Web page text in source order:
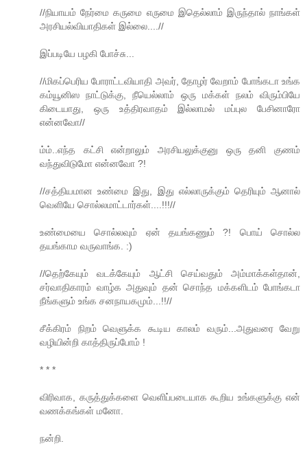
//நியாயம் நேர்மை கருமை எருமை இதெல்லாம் இருந்தால் நாங்கள்
அரசியல்வியாதிகள் இல்லை....//
இப்படியே பழகி போச்சு...
//மிகப்பெரிய போராட்டவியாதி அவர், தோழர் வேறாம் போங்கடா உங்க
கம்யூனிஸ நாட்டுக்கு, நீயெல்லாம் ஒரு மக்கள் நலம் விரும்பியே
கிடையாது, ஒரு உத்திரவாதம் இல்லாமல் மப்புல பேசினாரோ
என்னவோ//
ம்ம்..எந்த கட்சி என்றாலும் அரசியலுக்குனு ஒரு தனி குணம்
வந்துவிடுமோ என்னவோ ?!
//சத்தியமான உண்மை இது, இது எல்லாருக்கும் தெரியும் ஆனால்
வெளியே சொல்லமாட்டார்கள்....!!!//
உண்மையை சொல்லவும் ஏன் தயங்கணும் ?! பொய் சொல்ல
தயங்காம வருவாங்க. :)
//தெற்கேயும் வடக்கேயும் ஆட்சி செய்வதும் அம்மாக்கள்தான்,
சர்வாதிகாரம் வாழ்க அதுவும் தன் சொந்த மக்களிடம் போங்கடா
நீங்களும் உங்க சனநாயகமும்...!!//
சீக்கிரம் நிறம் வெளுக்க கூடிய காலம் வரும்...அதுவரை வேறு
வழியின்றி காத்திருப்போம் !
* * *
விரிவாக, கருத்துக்களை வெளிப்படையாக கூறிய உங்களுக்கு என்
வணக்கங்கள் மனோ.
நன்றி.